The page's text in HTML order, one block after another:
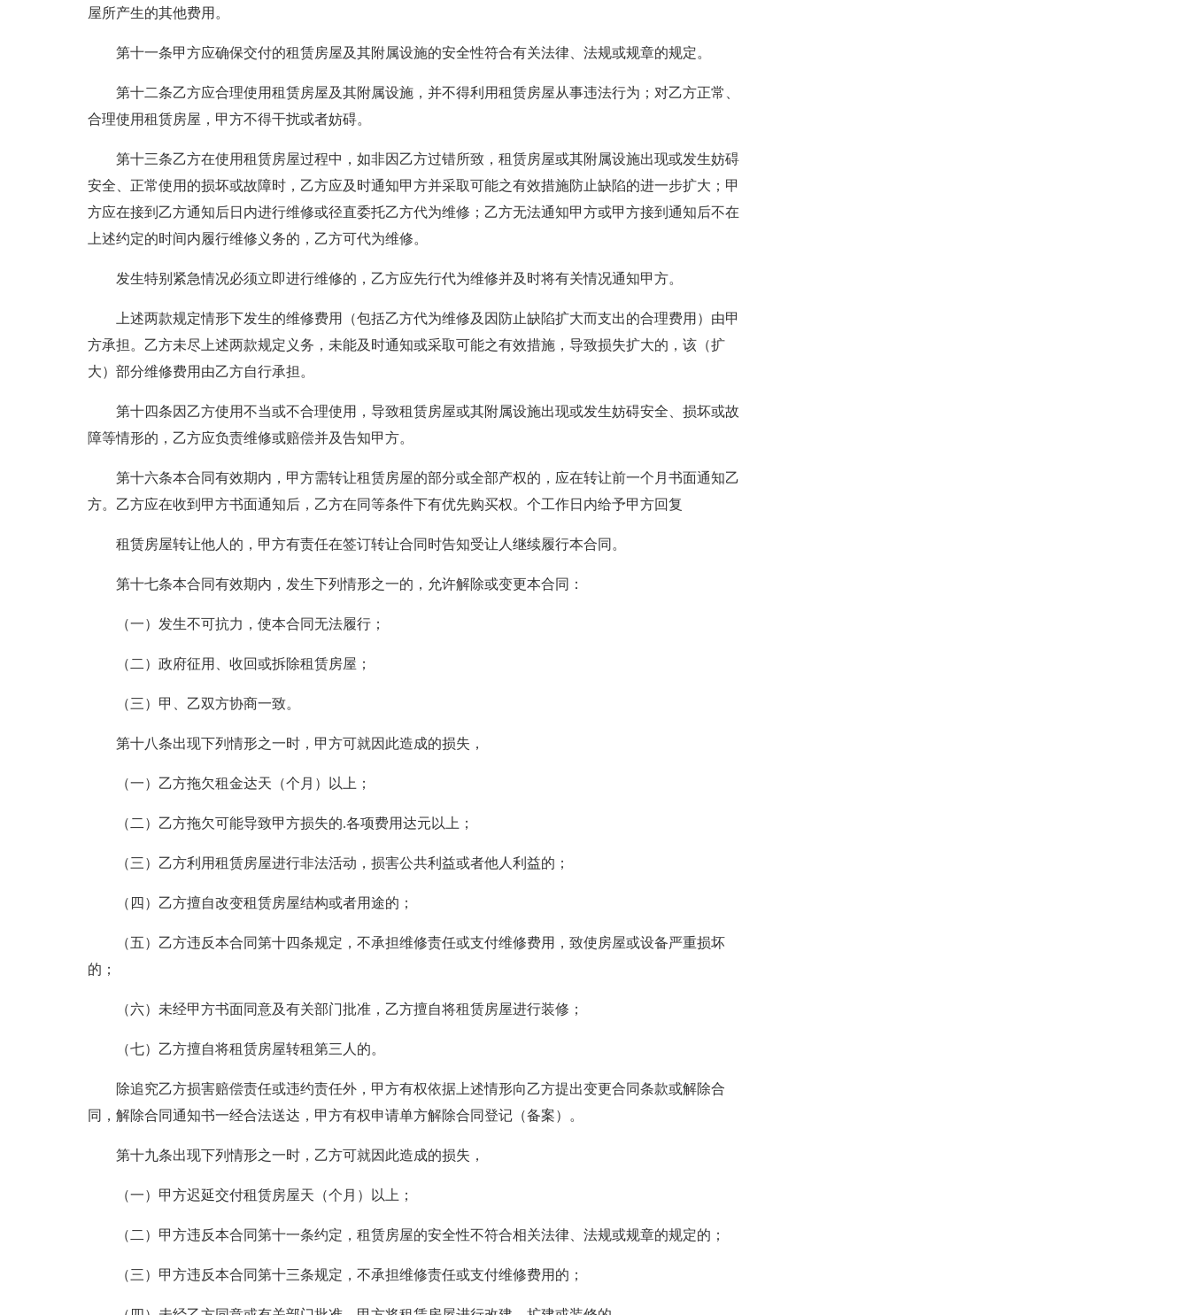
屋所产生的其他费用。
第十一条甲方应确保交付的租赁房屋及其附属设施的安全性符合有关法律、法规或规章的规定。
第十二条乙方应合理使用租赁房屋及其附属设施，并不得利用租赁房屋从事违法行为；对乙方正常、
合理使用租赁房屋，甲方不得干扰或者妨碍。
第十三条乙方在使用租赁房屋过程中，如非因乙方过错所致，租赁房屋或其附属设施出现或发生妨碍
安全、正常使用的损坏或故障时，乙方应及时通知甲方并采取可能之有效措施防止缺陷的进一步扩大；甲
方应在接到乙方通知后日内进行维修或径直委托乙方代为维修；乙方无法通知甲方或甲方接到通知后不在
上述约定的时间内履行维修义务的，乙方可代为维修。
发生特别紧急情况必须立即进行维修的，乙方应先行代为维修并及时将有关情况通知甲方。
上述两款规定情形下发生的维修费用（包括乙方代为维修及因防止缺陷扩大而支出的合理费用）由甲
方承担。乙方未尽上述两款规定义务，未能及时通知或采取可能之有效措施，导致损失扩大的，该（扩
大）部分维修费用由乙方自行承担。
第十四条因乙方使用不当或不合理使用，导致租赁房屋或其附属设施出现或发生妨碍安全、损坏或故
障等情形的，乙方应负责维修或赔偿并及告知甲方。
第十六条本合同有效期内，甲方需转让租赁房屋的部分或全部产权的，应在转让前一个月书面通知乙
方。乙方应在收到甲方书面通知后，乙方在同等条件下有优先购买权。个工作日内给予甲方回复
租赁房屋转让他人的，甲方有责任在签订转让合同时告知受让人继续履行本合同。
第十七条本合同有效期内，发生下列情形之一的，允许解除或变更本合同：
（一）发生不可抗力，使本合同无法履行；
（二）政府征用、收回或拆除租赁房屋；
（三）甲、乙双方协商一致。
第十八条出现下列情形之一时，甲方可就因此造成的损失，
（一）乙方拖欠租金达天（个月）以上；
（二）乙方拖欠可能导致甲方损失的.各项费用达元以上；
（三）乙方利用租赁房屋进行非法活动，损害公共利益或者他人利益的；
（四）乙方擅自改变租赁房屋结构或者用途的；
（五）乙方违反本合同第十四条规定，不承担维修责任或支付维修费用，致使房屋或设备严重损坏
的；
（六）未经甲方书面同意及有关部门批准，乙方擅自将租赁房屋进行装修；
（七）乙方擅自将租赁房屋转租第三人的。
除追究乙方损害赔偿责任或违约责任外，甲方有权依据上述情形向乙方提出变更合同条款或解除合
同，解除合同通知书一经合法送达，甲方有权申请单方解除合同登记（备案）。
第十九条出现下列情形之一时，乙方可就因此造成的损失，
（一）甲方迟延交付租赁房屋天（个月）以上；
（二）甲方违反本合同第十一条约定，租赁房屋的安全性不符合相关法律、法规或规章的规定的；
（三）甲方违反本合同第十三条规定，不承担维修责任或支付维修费用的；